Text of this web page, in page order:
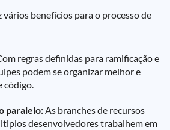
benefícios para o processo de
regras definidas para ramificação e
podem se organizar melhor e
código.
paralelo:As branches de recursos
desenvolvedores trabalhem em